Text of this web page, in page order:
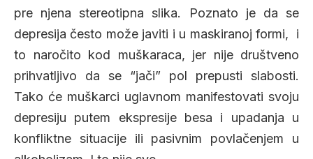
pre njena stereotipna slika. Poznato je da se
depresija često može javiti i u maskiranoj formi, i
to naročito kod muškaraca, jer nije društveno
prihvatljivo da se “jači” pol prepusti slabosti.
Tako će muškarci uglavnom manifestovati svoju
depresiju putem ekspresije besa i upadanja u
konfliktne situacije ili pasivnim povlačenjem u